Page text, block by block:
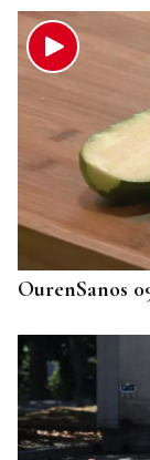
CRISIS
Hallado un
los muertos
OurenSanos